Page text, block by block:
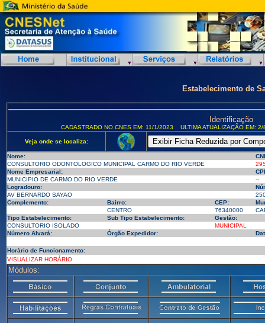
Estabelecimento de
Identificação
CADASTRADO NO CNES EM: 11/1/2023 ULTIMA ATUALIZAÇÃO EM:
Veja onde se localiza:
Nome:
CONSULTORIO ODONTOLOGICO MUNICIPAL CARMO DO RIO VERDE
Nome Empresarial:
MUNICIPIO DE CARMO DO RIO VERDE
--
Logradouro:
AV BERNARDO SAYAO
Complemento:
Bairro: CEP:
CENTRO
76340000
Tipo Estabelecimento:
Sub Tipo Estabelecimento:
Gestão:
CONSULTORIO ISOLADO
MUNICIPAL
Número Alvará:
Órgão Expedidor:
Horário de Funcionamento:
VISUALIZAR HORÁRIO
Módulos: